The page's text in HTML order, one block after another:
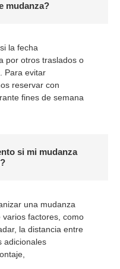
mudanza?
la fecha
por otros traslados o
Para evitar
reservar con
fines de semana
si mi mudanza
una mudanza
factores, como
la distancia entre
adicionales